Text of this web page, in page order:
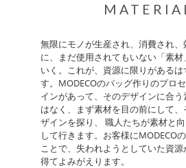
無限にモノが生産され、消費され、
に、まだ使用されてもいない「素
いく。これが、資源に限りがある
す。MODECOのバッグ作りのプロ
インがあって、そのデザインに合
はなく、まず素材を目の前にして
ザインを探り、 職人たちが素材と
して行きます。お客様にMODECO
ことで、失われようとしていた資
得てよみがえります。